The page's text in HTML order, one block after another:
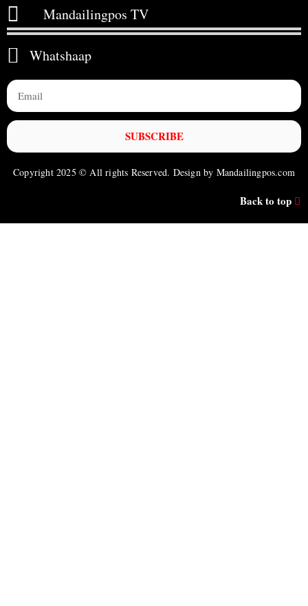
Mandailingpos TV
Whatshaap
SUBSCRIBE
Copyright 2025 © All rights Reserved. Design by Mandailingpos.com
Back to top